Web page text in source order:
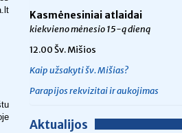
Kasmėnesiniai atlaidai
kiekvieno mėnesio 15-ą dieną
12.00 Šv. Mišios
Kaip užsakyti šv. Mišias?
Parapijos rekvizitai ir aukojimas
Aktualijos